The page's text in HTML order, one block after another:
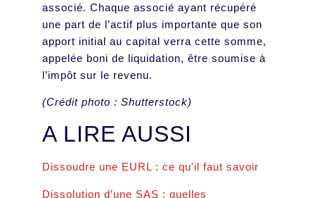
associé. Chaque associé ayant récupéré
une part de l’actif plus importante que son
apport initial au capital verra cette somme,
appelée boni de liquidation, être soumise à
l’impôt sur le revenu.
(Crédit photo : Shutterstock)
A LIRE AUSSI
Dissoudre une EURL : ce qu'il faut savoir
Dissolution d’une SAS : quelles